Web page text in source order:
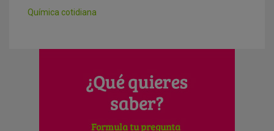
Química cotidiana